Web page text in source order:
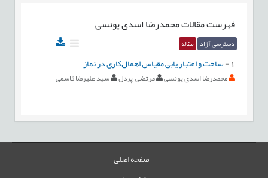
فهرست مقالاتمحمدرضا اسدی یونسی
دسترسی آزاد مقاله
-ساخت و اعتبار یابی مقیاس اهمال‌کاری در نماز
محمدرضا اسدی یونسی مرتضی پردل سید علیرضا قاسمی
صفحه اصلی